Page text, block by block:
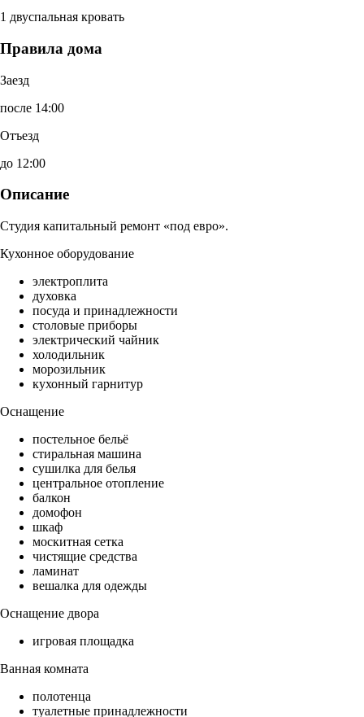
1 двуспальная кровать
Правила дома
Заезд
после 14:00
Отъезд
до 12:00
Описание
Студия капитальный ремонт «под евро».
Кухонное оборудование
электроплита
духовка
посуда и принадлежности
столовые приборы
электрический чайник
холодильник
морозильник
кухонный гарнитур
Оснащение
постельное бельё
стиральная машина
сушилка для белья
центральное отопление
балкон
домофон
шкаф
москитная сетка
чистящие средства
ламинат
вешалка для одежды
Оснащение двора
игровая площадка
Ванная комната
полотенца
туалетные принадлежности